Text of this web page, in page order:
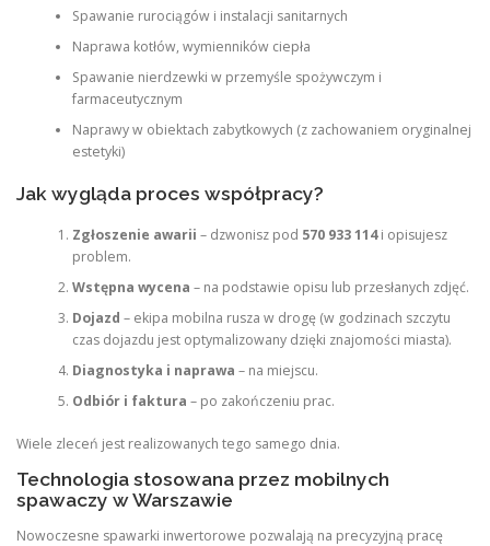
Spawanie rurociągów i instalacji sanitarnych
Naprawa kotłów, wymienników ciepła
Spawanie nierdzewki w przemyśle spożywczym i
farmaceutycznym
Naprawy w obiektach zabytkowych (z zachowaniem oryginalnej
estetyki)
Jak wygląda proces współpracy?
Zgłoszenie awarii – dzwonisz pod 570 933 114i opisujesz
problem.
Wstępna wycena – na podstawie opisu lub przesłanych zdjęć.
Dojazd – ekipa mobilna rusza w drogę (w godzinach szczytu
czas dojazdu jest optymalizowany dzięki znajomości miasta).
Diagnostyka i naprawa – na miejscu.
Odbiór i faktura – po zakończeniu prac.
Wiele zleceń jest realizowanych tego samego dnia.
Technologia stosowana przez mobilnych
spawaczy w Warszawie
Nowoczesne spawarki inwertorowe pozwalają na precyzyjną pracę